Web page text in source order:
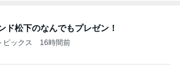
ド松下のなんでもプレゼン！
ピックス 16時間前